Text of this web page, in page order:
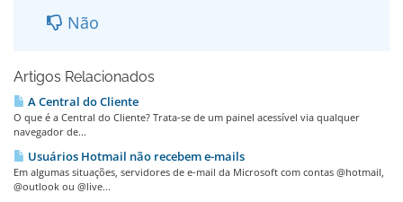
Não
Artigos Relacionados
A Central do Cliente
O que é a Central do Cliente? Trata-se de um painel acessível via qualquer
navegador de...
Usuários Hotmail não recebem e-mails
Em algumas situações, servidores de e-mail da Microsoft com contas @hotmail,
@outlook ou @live...